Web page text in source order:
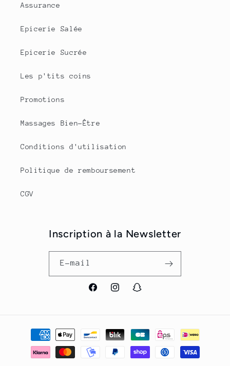
Assurance
Epicerie Salée
Epicerie Sucrée
Les p'tits coins
Promotions
Massages Bien-Être
Conditions d'utilisation
Politique de remboursement
CGV
Inscription à la Newsletter
E-mail
FacebookInstagramSnapchat
Moyens
paiement